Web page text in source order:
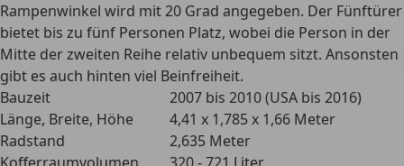
Rampenwinkel wird mit 20 Grad angegeben. Der Fünftürer
bietet bis zu fünf Personen Platz, wobei die Person in der
Mitte der zweiten Reihe relativ unbequem sitzt. Ansonsten
gibt es auch hinten viel Beinfreiheit.
Bauzeit
2007 bis 2010 (USA bis 2016)
Länge, Breite, Höhe
4,41 x 1,785 x 1,66 Meter
Radstand
2,635 Meter